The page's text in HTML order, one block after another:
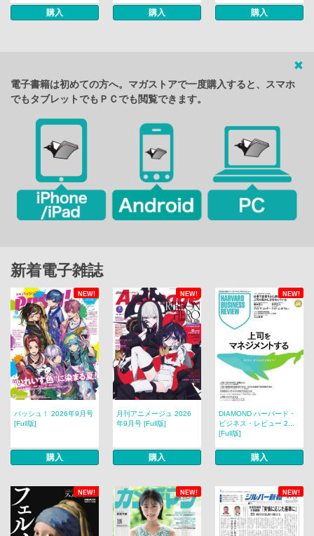
購入 購入 購入
電子書籍は初めての方へ。マガストアで一度購入すると、スマホ
でもタブレットでもＰＣでも閲覧できます。
新着電子雑誌
NEW! NEW! NEW!
パッシュ！ 2026年9月号
[Full版]
購入
月刊アニメージュ 2026
年9月号 [Full版]
購入
DIAMOND ハーバード・
ビジネス・レビュー 2...
[Full版]
購入
NEW! NEW! NEW!